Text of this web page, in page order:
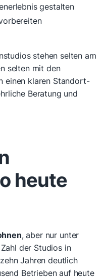
gestalten
stehen selten am
selten mit den
einen klaren Standort-
Beratung und
heute
, aber nur unter
der Studios in
Jahren deutlich
Betrieben auf heute